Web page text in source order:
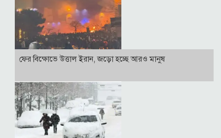
ফের বিক্ষোভে উত্তাল ইরান, জড়ো হচ্ছে আরও মানুষ